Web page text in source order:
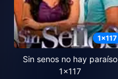
1x117
Sin senos no hay paraíso
1x117